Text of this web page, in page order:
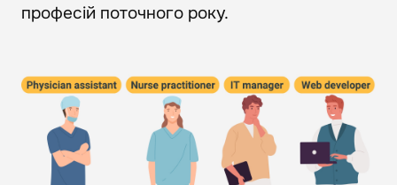
професій поточного року.